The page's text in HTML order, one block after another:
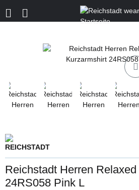
Reichstadt Herren
24RS058 Pink L